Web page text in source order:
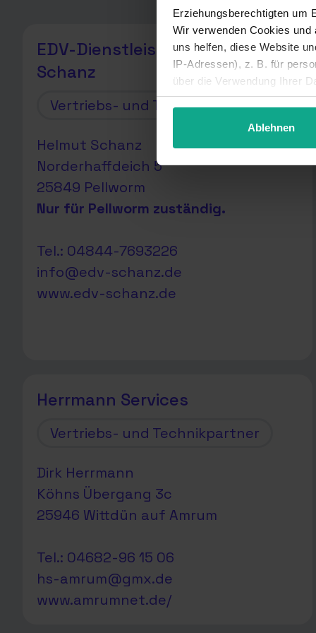
Erziehungsberechtigten um
Wir verwenden Cookies und
uns helfen, diese Website
IP-Adressen), z. B. für
über die Verwendung Ihrer
unter Details widerrufen
Ablehnen
EDV-Dienstleistungen Helmut
Schanz
Vertriebs- und Technikpartner
Helmut Schanz
Norderhaffdeich 5
25849 Pellworm
Nur für Pellworm zuständig.
Tel.: 04844-7693226
info@edv-schanz.de
www.edv-schanz.de
Herrmann Services
Vertriebs- und Technikpartner
Dirk Herrmann
Köhns Übergang 3c
25946 Wittdün auf Amrum
Tel.: 04682-96 15 06
hs-amrum@gmx.de
www.amrumnet.de/